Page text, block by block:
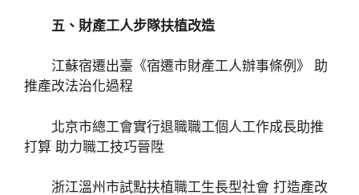
五、財產工人步隊扶植改造
江蘇宿遷出臺《宿遷市財產工人辦事條例》 助
推產改法治化過程
北京市總工會實行退職職工個人工作成長助推
打算 助力職工技巧晉陞
浙江溫州市試點扶植職工生長型社會 打造產改